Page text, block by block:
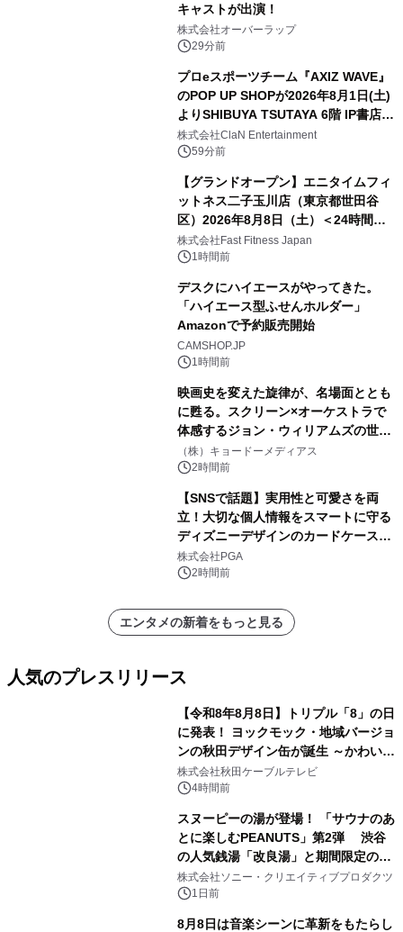
キャストが出演！
株式会社オーバーラップ
29分前
プロeスポーツチーム『AXIZ WAVE』
のPOP UP SHOPが2026年8月1日(土)
よりSHIBUYA TSUTAYA 6階 IP書店で
開催決定！！
株式会社ClaN Entertainment
59分前
【グランドオープン】エニタイムフィ
ットネス二子玉川店（東京都世田谷
区）2026年8月8日（土）＜24時間年
中無休のフィットネスジム＞
株式会社Fast Fitness Japan
1時間前
デスクにハイエースがやってきた。
「ハイエース型ふせんホルダー」
Amazonで予約販売開始
CAMSHOP.JP
1時間前
映画史を変えた旋律が、名場面ととも
に甦る。スクリーン×オーケストラで
体感するジョン・ウィリアムズの世
界。ジョン・ウィリアムズ：シネマ・
スペクタキュラー・コンサート 開催決
（株）キョードーメディアス
2時間前
【SNSで話題】実用性と可愛さを両
立！大切な個人情報をスマートに守る
ディズニーデザインのカードケースを
株式会社PGAが8月7日発売
株式会社PGA
2時間前
エンタメの新着をもっと見る
人気のプレスリリース
【令和8年8月8日】トリプル「8」の日
に発表！ ヨックモック・地域バージョ
ンの秋田デザイン缶が誕生 ～かわいい
秋田犬の子犬と秋田の四季と名所を巡
るパッケージ～ 9月1日(火)秋田県内で
株式会社秋田ケーブルテレビ
4時間前
スヌーピーの湯が登場！ 「サウナのあ
とに楽しむPEANUTS」第2弾 渋谷
の人気銭湯「改良湯」と期間限定のコ
ラボレーション サウナイキタイコラ
ボグッズも発売決定！
株式会社ソニー・クリエイティブプロダクツ
1日前
8月8日は音楽シーンに革新をもたらし